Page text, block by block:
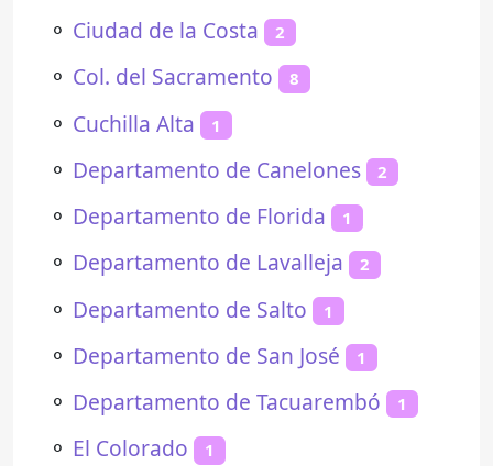
⚬ Ciudad de la Costa 2
⚬ Col. del Sacramento 8
⚬ Cuchilla Alta 1
⚬ Departamento de Canelones 2
⚬ Departamento de Florida 1
⚬ Departamento de Lavalleja 2
⚬ Departamento de Salto 1
⚬ Departamento de San José 1
⚬ Departamento de Tacuarembó 1
⚬ El Colorado 1